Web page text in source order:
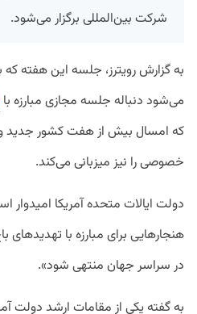
شرکت بین‌المللی برگزار می‌شود.
به گزارش رویترز، جلسه این هفته
می‌شود دنباله جلسه‌ مجازی مبارزه با
که امسال بیش از هفت کشور جدید
خصوصی را نیز میزبانی می‌کند.
دولت ایالات متحده آمریکا
هنجار‌هایی برای مبارزه با تهدید‌های
در سراسر جهان منتهی شود».
به گفته یکی از مقامات ارشد دولت